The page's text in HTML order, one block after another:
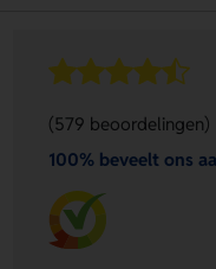
(579 beoordelingen)
100% beveelt ons